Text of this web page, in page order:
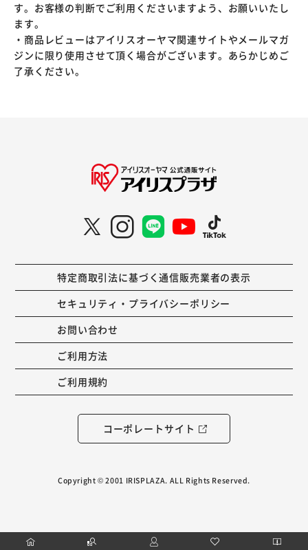
す。お客様の判断でご利用くださいますよう、お願いいたし
ます。
・商品レビューはアイリスオーヤマ関連サイトやメールマガ
ジンに限り使用させて頂く場合がございます。あらかじめご
了承ください。
特定商取引法に基づく通信販売業者の表示
セキュリティ・プライバシーポリシー
お問い合わせ
ご利用方法
ご利用規約
コーポレートサイト
Copyright © 2001 IRISPLAZA. ALL Rights Reserved.